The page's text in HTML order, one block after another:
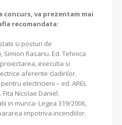
va prezentam mai
recomandata:
si posturi de
Rasanu. Ed. Tehnica
executia si
aferente cladirilor.
electricieni – ed. AREL
Fita Nicolae Daniel.
in munca- Legea 319/2006,
impotriva incendiilor.